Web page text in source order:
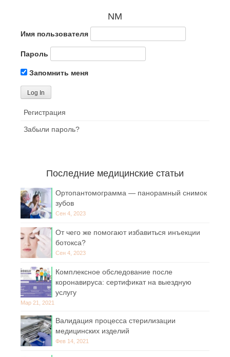
NM
Имя пользователя
Пароль
Запомнить меня
Регистрация
Забыли пароль?
Последние медицинские статьи
Ортопантомограмма — панорамный снимок
зубов
Сен 4, 2023
От чего же помогают избавиться инъекции
ботокса?
Сен 4, 2023
Комплексное обследование после
коронавируса: сертификат на выездную
услугу
Мар 21, 2021
Валидация процесса стерилизации
медицинских изделий
Фев 14, 2021